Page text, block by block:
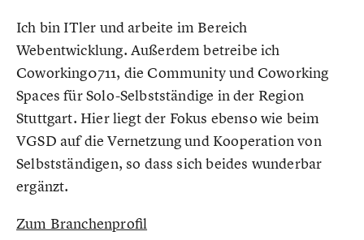
Ich bin ITler und arbeite im Bereich
Webentwicklung. Außerdem betreibe ich
Coworking0711, die Community und Coworking
Spaces für Solo-Selbstständige in der Region
Stuttgart. Hier liegt der Fokus ebenso wie beim
VGSD auf die Vernetzung und Kooperation von
Selbstständigen, so dass sich beides wunderbar
ergänzt.
Zum Branchenprofil